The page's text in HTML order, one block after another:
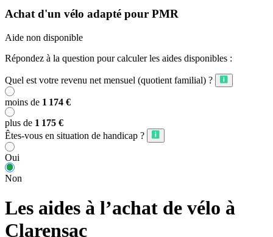
Achat d'un vélo adapté pour PMR
Aide non disponible
Répondez à la question pour calculer les aides disponibles :
Quel est votre revenu net mensuel (quotient familial) ?
moins de 1 174 €
plus de 1 175 €
Êtes-vous en situation de handicap ?
Oui
Non
Les aides à l’achat de vélo à
Clarensac